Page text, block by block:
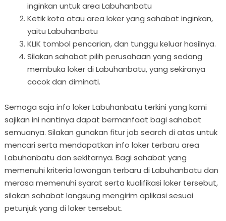
inginkan untuk area Labuhanbatu
Ketik kota atau area loker yang sahabat inginkan,
yaitu Labuhanbatu
KLIK tombol pencarian, dan tunggu keluar hasilnya.
Silakan sahabat pilih perusahaan yang sedang
membuka loker di Labuhanbatu, yang sekiranya
cocok dan diminati.
Semoga saja info loker Labuhanbatu terkini yang kami
sajikan ini nantinya dapat bermanfaat bagi sahabat
semuanya. Silakan gunakan fitur job search di atas untuk
mencari serta mendapatkan info loker terbaru area
Labuhanbatu dan sekitarnya. Bagi sahabat yang
memenuhi kriteria lowongan terbaru di Labuhanbatu dan
merasa memenuhi syarat serta kualifikasi loker tersebut,
silakan sahabat langsung mengirim aplikasi sesuai
petunjuk yang di loker tersebut.